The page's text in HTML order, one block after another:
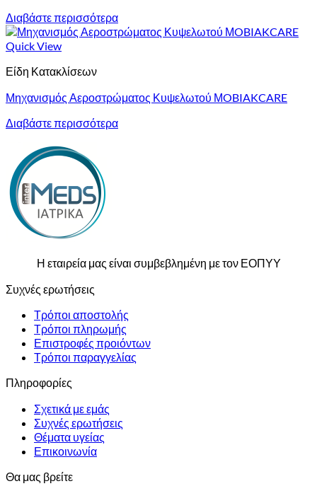
Διαβάστε περισσότερα
Quick View
Είδη Κατακλίσεων
Μηχανισμός Αεροστρώματος Κυψελωτού ΜOBIAKCARE
Διαβάστε περισσότερα
Η εταιρεία μας είναι συμβεβλημένη με τον ΕΟΠΥΥ
Συχνές ερωτήσεις
Τρόποι αποστολής
Τρόποι πληρωμής
Επιστροφές προιόντων
Τρόποι παραγγελίας
Πληροφορίες
Σχετικά με εμάς
Συχνές ερωτήσεις
Θέματα υγείας
Επικοινωνία
Θα μας βρείτε